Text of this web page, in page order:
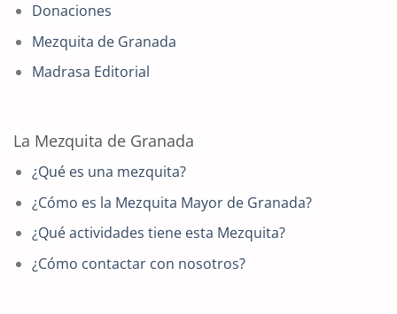
Donaciones
Mezquita de Granada
Madrasa Editorial
La Mezquita de Granada
¿Qué es una mezquita?
¿Cómo es la Mezquita Mayor de Granada?
¿Qué actividades tiene esta Mezquita?
¿Cómo contactar con nosotros?